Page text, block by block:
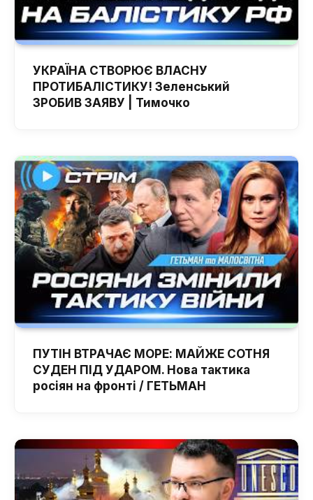
УКРАЇНА СТВОРЮЄ ВЛАСНУ
ПРОТИБАЛІСТИКУ! Зеленський
ЗРОБИВ ЗАЯВУ | Тимочко
ПУТІН ВТРАЧАЄ МОРЕ: МАЙЖЕ СОТНЯ
СУДЕН ПІД УДАРОМ. Нова тактика
росіян на фронті / ГЕТЬМАН